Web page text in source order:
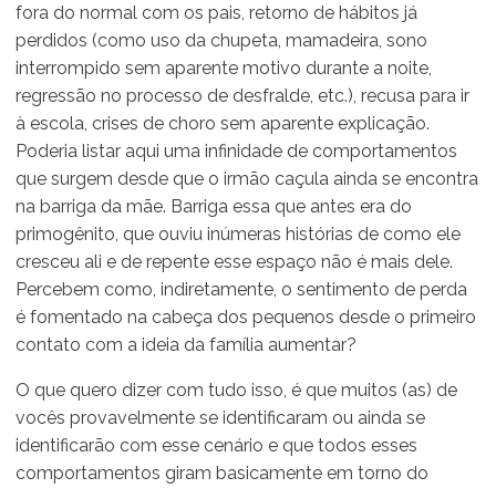
fora do normal com os pais, retorno de hábitos já
perdidos (como uso da chupeta, mamadeira, sono
interrompido sem aparente motivo durante a noite,
regressão no processo de desfralde, etc.), recusa para ir
à escola, crises de choro sem aparente explicação.
Poderia listar aqui uma infinidade de comportamentos
que surgem desde que o irmão caçula ainda se encontra
na barriga da mãe. Barriga essa que antes era do
primogênito, que ouviu inúmeras histórias de como ele
cresceu ali e de repente esse espaço não é mais dele.
Percebem como, indiretamente, o sentimento de perda
é fomentado na cabeça dos pequenos desde o primeiro
contato com a ideia da família aumentar?
O que quero dizer com tudo isso, é que muitos (as) de
vocês provavelmente se identificaram ou ainda se
identificarão com esse cenário e que todos esses
comportamentos giram basicamente em torno do